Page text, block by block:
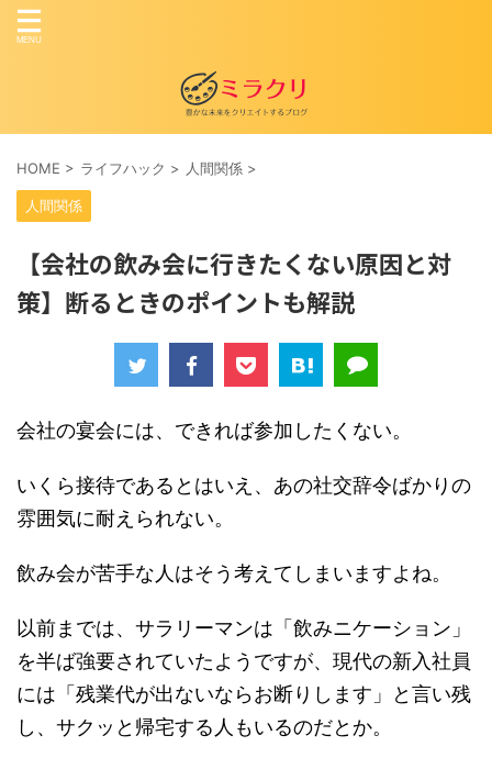
HOME > ライフハック > 人間関係 >
人間関係
【会社の飲み会に行きたくない原因と対
策】断るときのポイントも解説
会社の宴会には、できれば参加したくない。
いくら接待であるとはいえ、あの社交辞令ばかりの
雰囲気に耐えられない。
飲み会が苦手な人はそう考えてしまいますよね。
以前までは、サラリーマンは「飲みニケーション」
を半ば強要されていたようですが、現代の新入社員
には「残業代が出ないならお断りします」と言い残
し、サクッと帰宅する人もいるのだとか。